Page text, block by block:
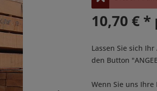
10,70 €
Lassen Sie sich
den Button
Wenn Sie uns